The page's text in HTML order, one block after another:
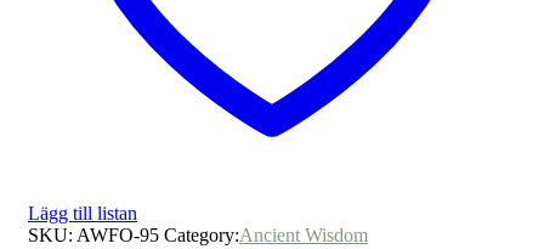
Lägg till listan
SKU: AWFO-95 Category:Ancient Wisdom